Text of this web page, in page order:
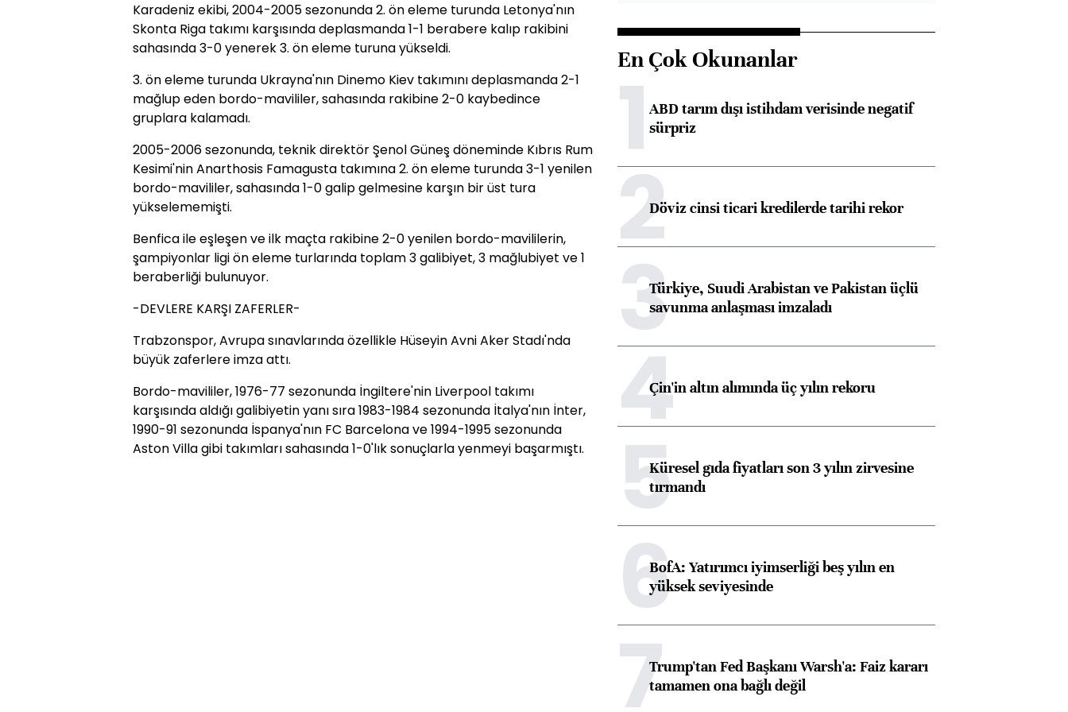
Karadeniz ekibi, 2004-2005 sezonunda 2. ön eleme turunda Letonya'nın
Skonta Riga takımı karşısında deplasmanda 1-1 berabere kalıp rakibini
sahasında 3-0 yenerek 3. ön eleme turuna yükseldi.
3. ön eleme turunda Ukrayna'nın Dinemo Kiev takımını deplasmanda 2-1
mağlup eden bordo-mavililer, sahasında rakibine 2-0 kaybedince
gruplara kalamadı.
2005-2006 sezonunda, teknik direktör Şenol Güneş döneminde Kıbrıs Rum
Kesimi'nin Anarthosis Famagusta takımına 2. ön eleme turunda 3-1 yenilen
bordo-mavililer, sahasında 1-0 galip gelmesine karşın bir üst tura
yükselememişti.
Benfica ile eşleşen ve ilk maçta rakibine 2-0 yenilen bordo-mavililerin,
şampiyonlar ligi ön eleme turlarında toplam 3 galibiyet, 3 mağlubiyet ve 1
beraberliği bulunuyor.
-DEVLERE KARŞI ZAFERLER-
Trabzonspor, Avrupa sınavlarında özellikle Hüseyin Avni Aker Stadı'nda
büyük zaferlere imza attı.
Bordo-mavililer, 1976-77 sezonunda İngiltere'nin Liverpool takımı
karşısında aldığı galibiyetin yanı sıra 1983-1984 sezonunda İtalya'nın İnter,
1990-91 sezonunda İspanya'nın FC Barcelona ve 1994-1995 sezonunda
Aston Villa gibi takımları sahasında 1-0'lık sonuçlarla yenmeyi başarmıştı.
En Çok Okunanlar
1ABD tarım dışı istihdam verisinde negatif
sürpriz
2Döviz cinsi ticari kredilerde tarihi rekor
3Türkiye, Suudi Arabistan ve Pakistan üçlü
savunma anlaşması imzaladı
4Çin'in altın alımında üç yılın rekoru
5Küresel gıda fiyatları son 3 yılın zirvesine
tırmandı
6BofA: Yatırımcı iyimserliği beş yılın en
yüksek seviyesinde
7Trump'tan Fed Başkanı Warsh'a: Faiz kararı
tamamen ona bağlı değil